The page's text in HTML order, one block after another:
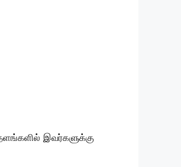
இவர்களுக்கு